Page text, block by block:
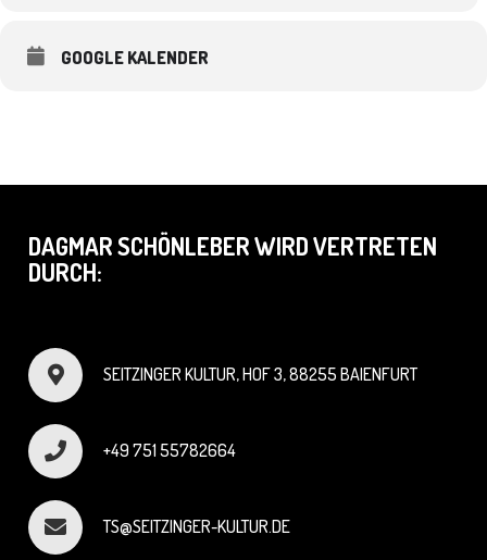
GOOGLE KALENDER
DAGMAR SCHÖNLEBER WIRD VERTRETEN
DURCH:
SEITZINGER KULTUR, HOF 3, 88255 BAIENFURT
+49 751 55782664
TS@SEITZINGER-KULTUR.DE